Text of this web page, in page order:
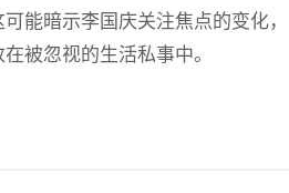
能暗示李国庆关注焦点的变化，
被忽视的生活私事中。